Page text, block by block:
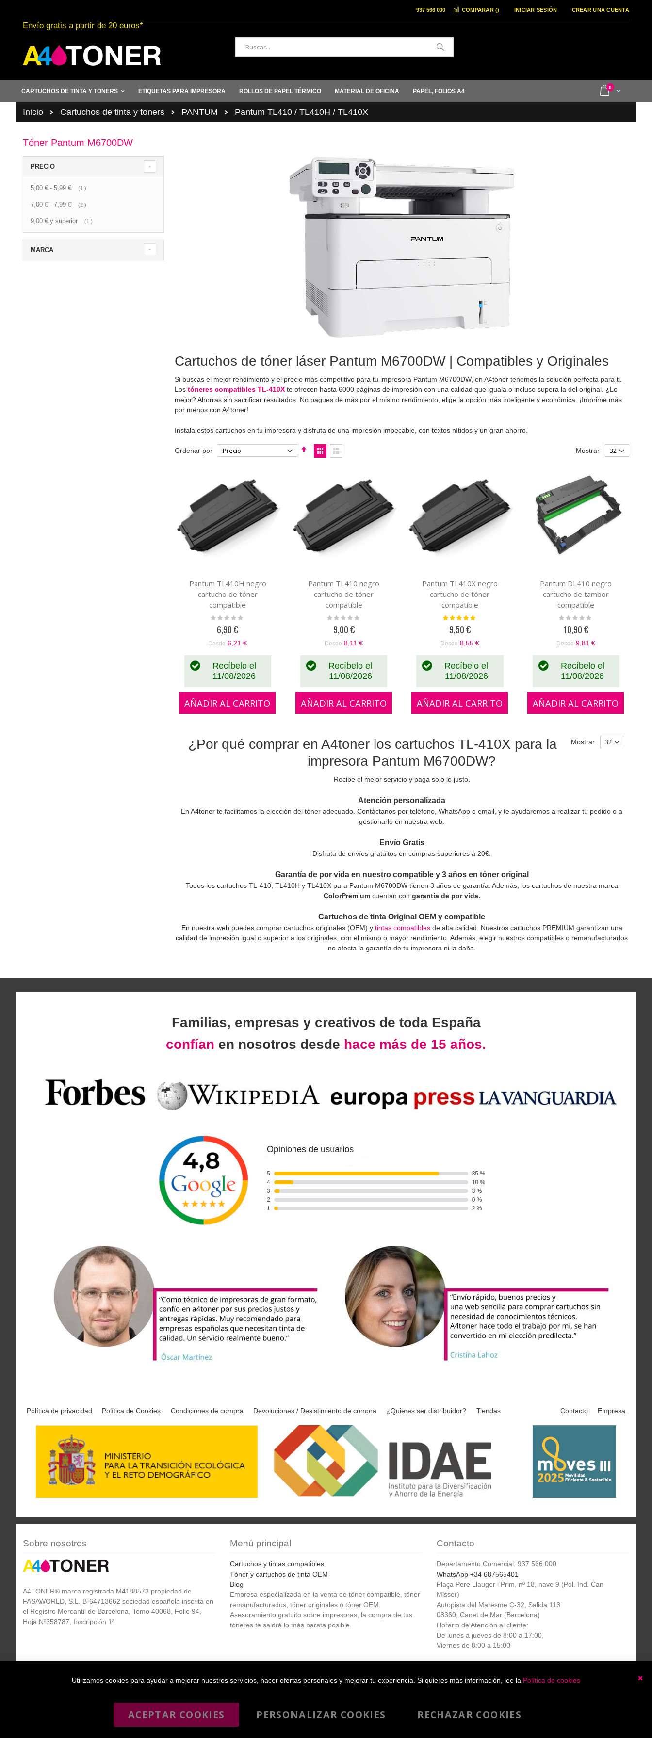
al
contenido
COMPARAR () INICIAR SESIÓN CREAR UNA CUENTA
937 566 000
Envío gratis a partir de 20 euros*
Buscar
Cart
0items
CARTUCHOS DE TINTA Y TONERS ETIQUETAS PARA IMPRESORA ROLLOS DE PAPEL TÉRMICO MATERIAL DE OFICINA PAPEL, FOLIOS A4
Inicio Cartuchos de tinta y toners PANTUM Pantum TL410 / TL410H / TL410X
Tóner Pantum M6700DW
Cartuchos de tóner láser Pantum M6700DW | Compatibles y Originales
Si buscas el mejor rendimiento y el precio más competitivo para tu impresora Pantum M6700DW, en A4toner tenemos la solución perfecta para ti.
Los tóneres compatibles TL-410Xte ofrecen hasta 6000 páginas de impresión con una calidad que iguala o incluso supera la del original. ¿Lo
mejor? Ahorras sin sacrificar resultados. No pagues de más por el mismo rendimiento, elige la opción más inteligente y económica. ¡Imprime más
por menos con A4toner!
Instala estos cartuchos en tu impresora y disfruta de una impresión impecable, con textos nítidos y un gran ahorro.
Ordenar por
Fijar
Dirección
Ver
como
Mostrar
Pantum TL410H negro
cartucho de tóner
compatible
Rating:
6,90 €
Desde 6,21 €
Recíbelo el
11/08/2026
AÑADIR AL CARRITO
Pantum TL410 negro
cartucho de tóner
compatible
Rating:
9,00 €
Desde 8,11 €
Recíbelo el
11/08/2026
AÑADIR AL CARRITO
Pantum TL410X negro
cartucho de tóner
compatible
Valoración:
9,50 €
Desde 8,55 €
Recíbelo el
11/08/2026
AÑADIR AL CARRITO
Pantum DL410 negro
cartucho de tambor
compatible
Rating:
10,90 €
Desde 9,81 €
Recíbelo el
11/08/2026
AÑADIR AL CARRITO
Mostrar
¿Por qué comprar en A4toner los cartuchos TL-410X para la
impresora Pantum M6700DW?
Recibe el mejor servicio y paga solo lo justo.
Atención personalizada
En A4toner te facilitamos la elección del tóner adecuado. Contáctanos por teléfono, WhatsApp o email, y te ayudaremos a realizar tu pedido o a
gestionarlo en nuestra web.
Envío Gratis
Disfruta de envíos gratuitos en compras superiores a 20€.
Garantía de por vida en nuestro compatible y 3 años en tóner original
Todos los cartuchos TL-410, TL410H y TL410X para Pantum M6700DW tienen 3 años de garantía. Además, los cartuchos de nuestra marca
ColorPremiumcuentan con garantía de por vida.
Cartuchos de tinta Original OEM y compatible
En nuestra web puedes comprar cartuchos originales (OEM) y tintas compatiblesde alta calidad. Nuestros cartuchos PREMIUM garantizan una
calidad de impresión igual o superior a los originales, con el mismo o mayor rendimiento. Además, elegir nuestros compatibles o remanufacturados
no afecta la garantía de tu impresora ni la daña.
PRECIO
5,00 € - 5,99 € 1 artículo
7,00 € - 7,99 € 2 artículo
9,00 € y superior 1 artículo
MARCA
Familias, empresas y creativos de toda España
confían en nosotros desde hace más de 15 años.
Política de privacidad Política de Cookies Condiciones de compra Devoluciones / Desistimiento de compra ¿Quieres ser distribuidor? Tiendas Contacto Empresa
Sobre nosotros
A4TONER® marca registrada M4188573 propiedad de
FASAWORLD, S.L. B-64713662 sociedad española inscrita en
el Registro Mercantil de Barcelona, Tomo 40068, Folio 94,
Hoja Nº358787, Inscripción 1ª
Menú principal
Cartuchos y tintas compatibles
Tóner y cartuchos de tinta OEM
Blog
Empresa especializada en la venta de tóner compatible, tóner
remanufacturados, tóner originales o tóner OEM.
Asesoramiento gratuito sobre impresoras, la compra de tus
tóneres te saldrá lo más barata posible.
Contacto
Departamento Comercial: 937 566 000
WhatsApp +34 687565401
Plaça Pere Llauger i Prim, nº 18, nave 9 (Pol. Ind. Can
Misser)
Autopista del Maresme C-32, Salida 113
08360, Canet de Mar (Barcelona)
Horario de Atención al cliente:
De lunes a jueves de 8:00 a 17:00,
Viernes de 8:00 a 15:00
informativo
Utilizamos cookies para ayudar a mejorar nuestros servicios, hacer ofertas personales y mejorar tu experiencia. Si quieres más información, lee la Política de cookies
ACEPTAR COOKIES PERSONALIZAR COOKIES RECHAZAR COOKIES